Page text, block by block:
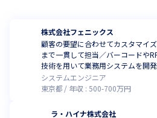
株式会社フェニックス
顧客の要望に合わせてカスタマイ
まで一貫して担当／バーコードや
技術を用いて業務用システムを開
システムエンジニア
東京都
年収 : 500-700万円
ラ・ハイナ株式会社